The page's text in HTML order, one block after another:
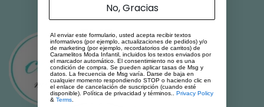
No, Gracias
Al enviar este formulario, usted acepta recibir textos
informativos (por ejemplo, actualizaciones de pedidos) y/o
de marketing (por ejemplo, recordatorios de carritos) de
Caramelitos Moda Infantil, incluidos los textos enviados por
el marcador automático. El consentimiento no es una
condición de compra. Se pueden aplicar tasas de Msg y
datos. La frecuencia de Msg varía. Darse de baja en
cualquier momento respondiendo STOP o haciendo clic en
el enlace de cancelación de suscripción (cuando esté
disponible). Política de privacidad y términos.. Privacy Policy
& Terms